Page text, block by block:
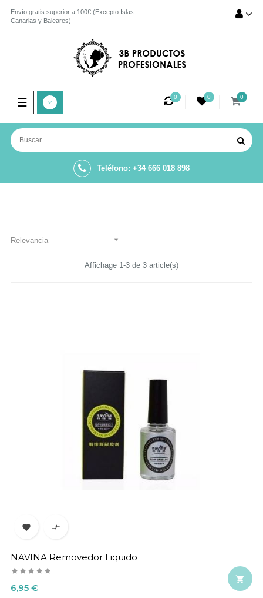
Envío gratis superior a 100€ (Excepto Islas
Canarias y Baleares)
Navegación
de
palanca
☰ 0 0 0
Teléfono: +34 666 018 898
Relevancia 
Affichage 1-3 de 3 article(s)
 
NAVINA Removedor Liquido
Precio
6,95 €
